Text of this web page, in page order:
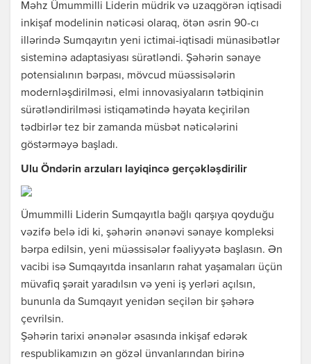
Məhz Ümummilli Liderin müdrik və uzaqgörən iqtisadi
inkişaf modelinin nəticəsi olaraq, ötən əsrin 90-cı
illərində Sumqayıtın yeni ictimai-iqtisadi münasibətlər
sisteminə adaptasiyası sürətləndi. Şəhərin sənaye
potensialının bərpası, mövcud müəssisələrin
modernləşdirilməsi, elmi innovasiyaların tətbiqinin
sürətləndirilməsi istiqamətində həyata keçirilən
tədbirlər tez bir zamanda müsbət nəticələrini
göstərməyə başladı.
Ulu Öndərin arzuları layiqincə gerçəkləşdirilir
Ümummilli Liderin Sumqayıtla bağlı qarşıya qoyduğu
vəzifə belə idi ki, şəhərin ənənəvi sənaye kompleksi
bərpa edilsin, yeni müəssisələr fəaliyyətə başlasın. Ən
vacibi isə Sumqayıtda insanların rahat yaşamaları üçün
müvafiq şərait yaradılsın və yeni iş yerləri açılsın,
bununla da Sumqayıt yenidən seçilən bir şəhərə
çevrilsin.
Şəhərin tarixi ənənələr əsasında inkişaf edərək
respublikamızın ən gözəl ünvanlarından birinə